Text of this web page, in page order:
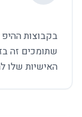
בקבוצות
שתומכים זה
האישיות שלו